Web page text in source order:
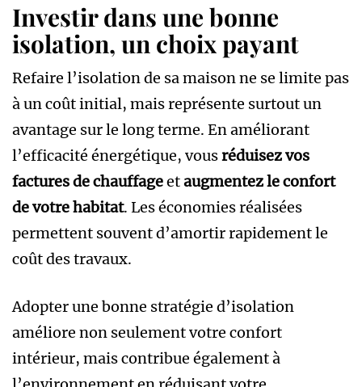
Investir dans une bonne
isolation, un choix payant
Refaire l’isolation de sa maison ne se limite pas
à un coût initial, mais représente surtout un
avantage sur le long terme. En améliorant
l’efficacité énergétique, vousréduisez vos
factures de chauffageetaugmentez le confort
de votre habitat. Les économies réalisées
permettent souvent d’amortir rapidement le
coût des travaux.
Adopter une bonne stratégie d’isolation
améliore non seulement votre confort
intérieur, mais contribue également à